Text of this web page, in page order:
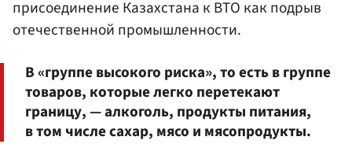
присоединение Казахстана к ВТО как подрыв
отечественной промышленности.
В «группе высокого риска», то есть в группе
товаров, которые легко перетекают
границу, — алкоголь, продукты питания,
в том числе сахар, мясо и мясопродукты.